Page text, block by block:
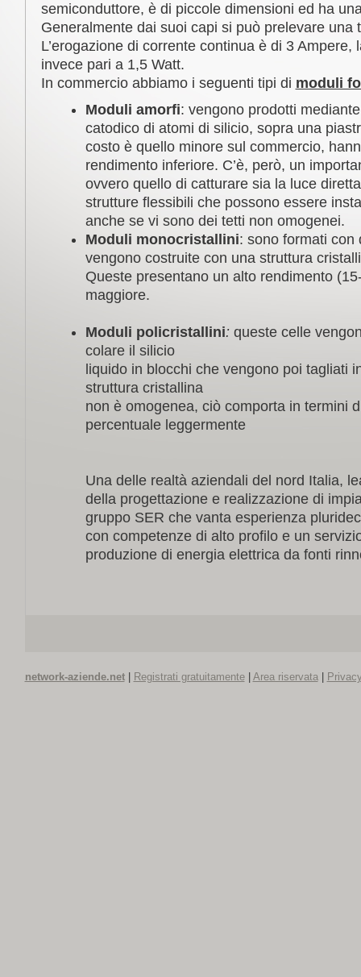
semiconduttore, è di piccole dimensioni ed ha
Generalmente dai suoi capi si può prelevare una
L’erogazione di corrente continua è di 3 Ampere,
invece pari a 1,5 Watt.
In commercio abbiamo i seguenti tipi di moduli
Moduli amorfi: vengono prodotti
catodico di atomi di silicio, sopra una
costo è quello minore sul commercio,
rendimento inferiore. C’è, però, un
ovvero quello di catturare sia la luce
strutture flessibili che possono essere
anche se vi sono dei tetti non omogenei.
Moduli monocristallini: sono formati con
vengono costruite con una struttura
Queste presentano un alto rendimento
maggiore.
Moduli policristallini:queste celle
colare il silicio
liquido in blocchi che vengono poi tagliati
struttura cristallina
non è omogenea, ciò comporta in termini
percentuale leggermente
Una delle realtà aziendali del nord Italia,
della progettazione e realizzazione di
gruppo SER che vanta esperienza
con competenze di alto profilo e un
produzione di energia elettrica da fonti
network-aziende.net| Registrati gratuitamente| Area riservata|